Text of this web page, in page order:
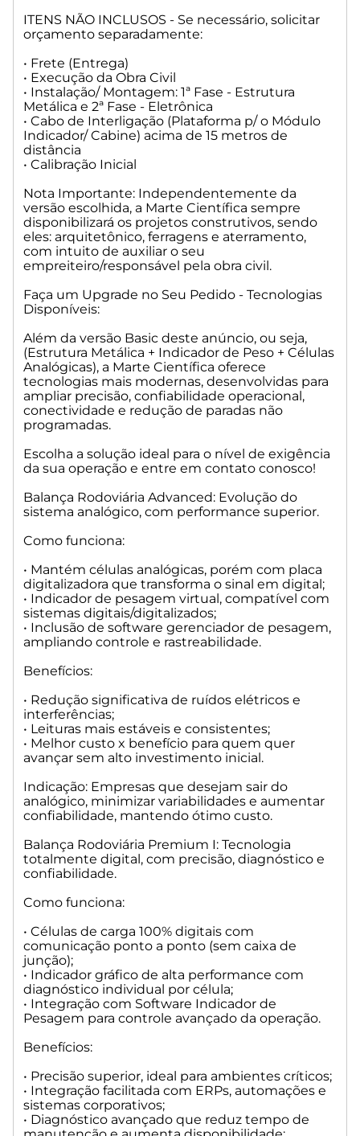
• Redução significativa de ruídos elétricos e interferências;
• Leituras mais estáveis e consistentes;
• Melhor custo x benefício para quem quer avançar sem alto
investimento inicial.
Indicação: Empresas que desejam sair do analógico,
minimizar variabilidades e aumentar confiabilidade,
mantendo ótimo custo.
Balança Rodoviária Premium I: Tecnologia totalmente
digital, com precisão, diagnóstico e confiabilidade.
Como funciona:
• Células de carga 100% digitais com comunicação ponto a
ponto (sem caixa de junção);
• Indicador gráfico de alta performance com diagnóstico
individual por célula;
• Integração com Software Indicador de Pesagem para
controle avançado da operação.
Benefícios:
• Precisão superior, ideal para ambientes críticos;
• Integração facilitada com ERPs, automações e sistemas
corporativos;
• Diagnóstico avançado que reduz tempo de manutenção e
aumenta disponibilidade;
e menor necessidade de ajustes;
• Elevada imunidade a umidade, variações térmicas e
Indicação: Indústrias com grande fluxo, auditoria interna
rigorosa, exigência normativa, produção contínua e
necessidade de controle preciso do processo.
Balança Rodoviária Premium II: O topo da linha, arquitetura
digital completa para máxima performance.
Como funciona:
integradas;
conectadas;
• Comunicação 100% digital com todas as etapas do
processo, sem pontos frágeis;
• Suporte nativo a manutenção preditiva remota das células
e operação;
• Compatível com Software Gerenciador de Pesagem para
automação plena, com a possibilidade de administrar
cancelas, sensores de posicionamento, semáforos, câmeras,
tags etc.
Benefícios:
• Conectividade total com ERPs, sistemas industriais,
• Redução quase total de falhas causadas por cabos,
umidade e interferência;
• Altíssima velocidade de processamento e confiabilidade
operacional;
• Preparada para operações que exigem disponibilidade 24/7.
Indicação: Operações altamente automatizadas, grandes
mineração, logística e empresas que exigem rastreabilidade,
estabilidade e pesagem crítica.
ITENS NÃO INCLUSOS - Se necessário, solicitar
orçamento separadamente:
• Frete (Entrega)
• Execução da Obra Civil
• Instalação/ Montagem: 1ª Fase - Estrutura
Metálica e 2ª Fase - Eletrônica
• Cabo de Interligação (Plataforma p/ o Módulo
Indicador/ Cabine) acima de 15 metros de
distância
• Calibração Inicial
Nota Importante: Independentemente da
versão escolhida, a Marte Científica sempre
disponibilizará os projetos construtivos, sendo
eles: arquitetônico, ferragens e aterramento,
com intuito de auxiliar o seu
empreiteiro/responsável pela obra civil.
Faça um Upgrade no Seu Pedido - Tecnologias
Disponíveis:
Além da versão Basic deste anúncio, ou seja,
(Estrutura Metálica + Indicador de Peso + Células
Analógicas), a Marte Científica oferece
tecnologias mais modernas, desenvolvidas para
ampliar precisão, confiabilidade operacional,
conectividade e redução de paradas não
programadas.
Escolha a solução ideal para o nível de exigência
da sua operação e entre em contato conosco!
Balança Rodoviária Advanced: Evolução do
sistema analógico, com performance superior.
Como funciona:
• Mantém células analógicas, porém com placa
digitalizadora que transforma o sinal em digital;
• Indicador de pesagem virtual, compatível com
sistemas digitais/digitalizados;
• Inclusão de software gerenciador de pesagem,
ampliando controle e rastreabilidade.
Benefícios:
• Redução significativa de ruídos elétricos e
interferências;
• Leituras mais estáveis e consistentes;
• Melhor custo x benefício para quem quer
avançar sem alto investimento inicial.
Indicação: Empresas que desejam sair do
analógico, minimizar variabilidades e aumentar
confiabilidade, mantendo ótimo custo.
Balança Rodoviária Premium I: Tecnologia
totalmente digital, com precisão, diagnóstico e
confiabilidade.
Como funciona:
• Células de carga 100% digitais com
comunicação ponto a ponto (sem caixa de
junção);
• Indicador gráfico de alta performance com
diagnóstico individual por célula;
• Integração com Software Indicador de
Pesagem para controle avançado da operação.
Benefícios:
• Precisão superior, ideal para ambientes críticos;
• Integração facilitada com ERPs, automações e
sistemas corporativos;
• Diagnóstico avançado que reduz tempo de